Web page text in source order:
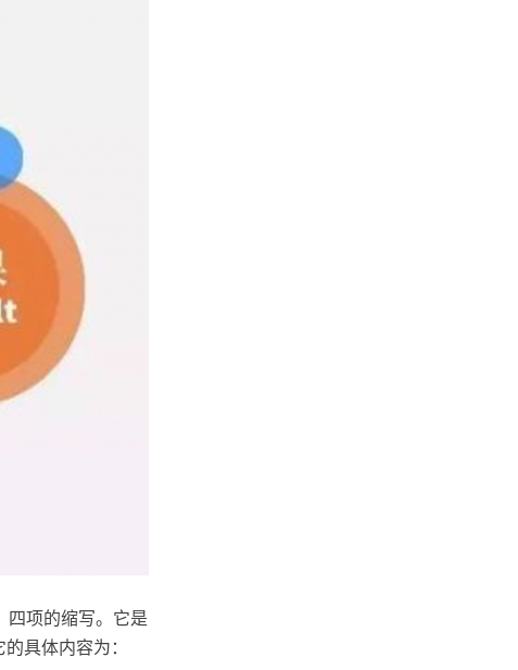
项的缩写。它是
具体内容为：